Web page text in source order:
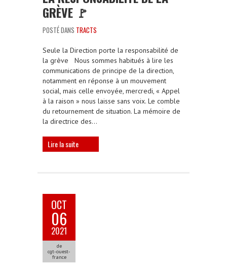
GRÈVE 🚩
POSTÉ DANS TRACTS
Seule la Direction porte la responsabilité de
la grève Nous sommes habitués à lire les
communications de principe de la direction,
notamment en réponse à un mouvement
social, mais celle envoyée, mercredi, « Appel
à la raison » nous laisse sans voix. Le comble
du retournement de situation. La mémoire de
la directrice des…
Lire la suite
OCT
06
2021
de
cgt-ouest-
france